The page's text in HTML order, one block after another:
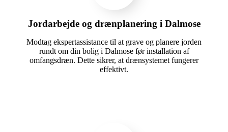
Jordarbejde og drænplanering i Dalmose
Modtag ekspertassistance til at grave og planere jorden
rundt om din bolig i Dalmose før installation af
omfangsdræn. Dette sikrer, at drænsystemet fungerer
effektivt.